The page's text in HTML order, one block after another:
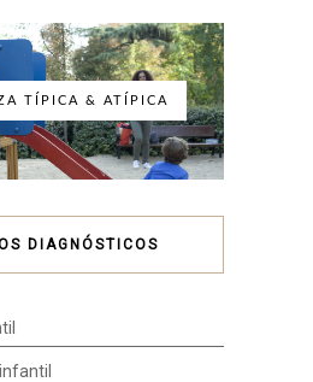
TÍPICA & ATÍPICA
DIAGNÓSTICOS